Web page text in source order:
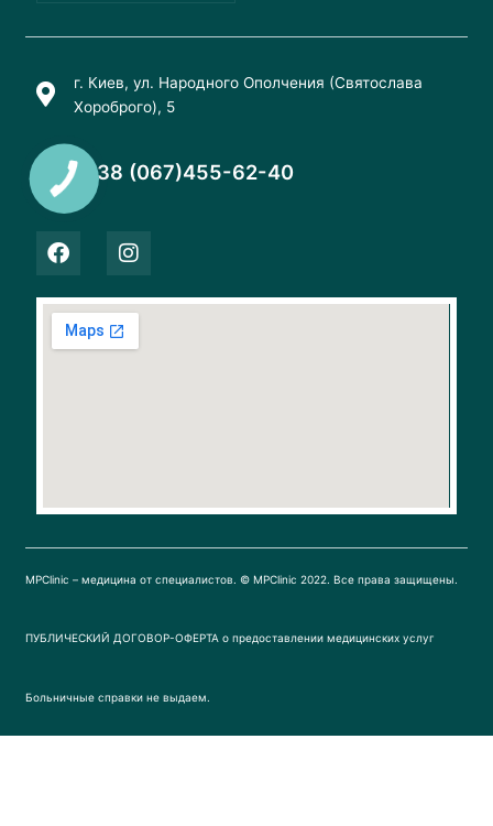
г. Киев, ул. Народного Ополчения (Святослава
Хороброго), 5
+38 (067)455-62-40
F
a
e
b
o
I
n
t
g
MPClinic – медицина от специалистов. © MPClinic 2022. Все права защищены.
ПУБЛИЧЕСКИЙ ДОГОВОР-ОФЕРТА о предоставлении медицинских услуг
Больничные справки не выдаем.